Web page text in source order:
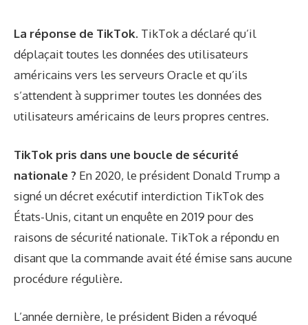
La réponse de TikTok. TikTok a déclaré qu’il
déplaçait toutes les données des utilisateurs
américains vers les serveurs Oracle et qu’ils
s’attendent à supprimer toutes les données des
utilisateurs américains de leurs propres centres.
TikTok pris dans une boucle de sécurité
nationale ? En 2020, le président Donald Trump a
signé un décret exécutif interdiction TikTok des
États-Unis, citant unenquête en 2019 pour des
raisons de sécurité nationale. TikTok a répondu en
disant que la commande avait été émise sans aucune
procédure régulière.
L’année dernière, le président Biden a révoqué